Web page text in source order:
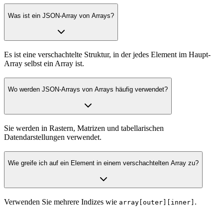
Was ist ein JSON-Array von Arrays?
Es ist eine verschachtelte Struktur, in der jedes Element im Haupt-
Array selbst ein Array ist.
Wo werden JSON-Arrays von Arrays häufig verwendet?
Sie werden in Rastern, Matrizen und tabellarischen
Datendarstellungen verwendet.
Wie greife ich auf ein Element in einem verschachtelten Array zu?
Verwenden Sie mehrere Indizes wie array[outer][inner] .